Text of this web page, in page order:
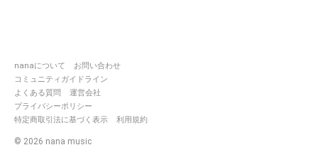
nanaについて
お問い合わせ
コミュニティガイドライン
よくある質問
運営会社
プライバシーポリシー
特定商取引法に基づく表示
利用規約
© 2026 nana music